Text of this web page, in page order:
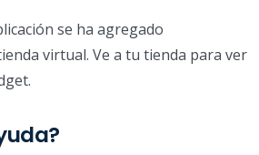
se ha agregado
virtual. Ve a tu tienda para ver